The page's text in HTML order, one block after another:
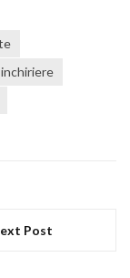
inchiriere
Post